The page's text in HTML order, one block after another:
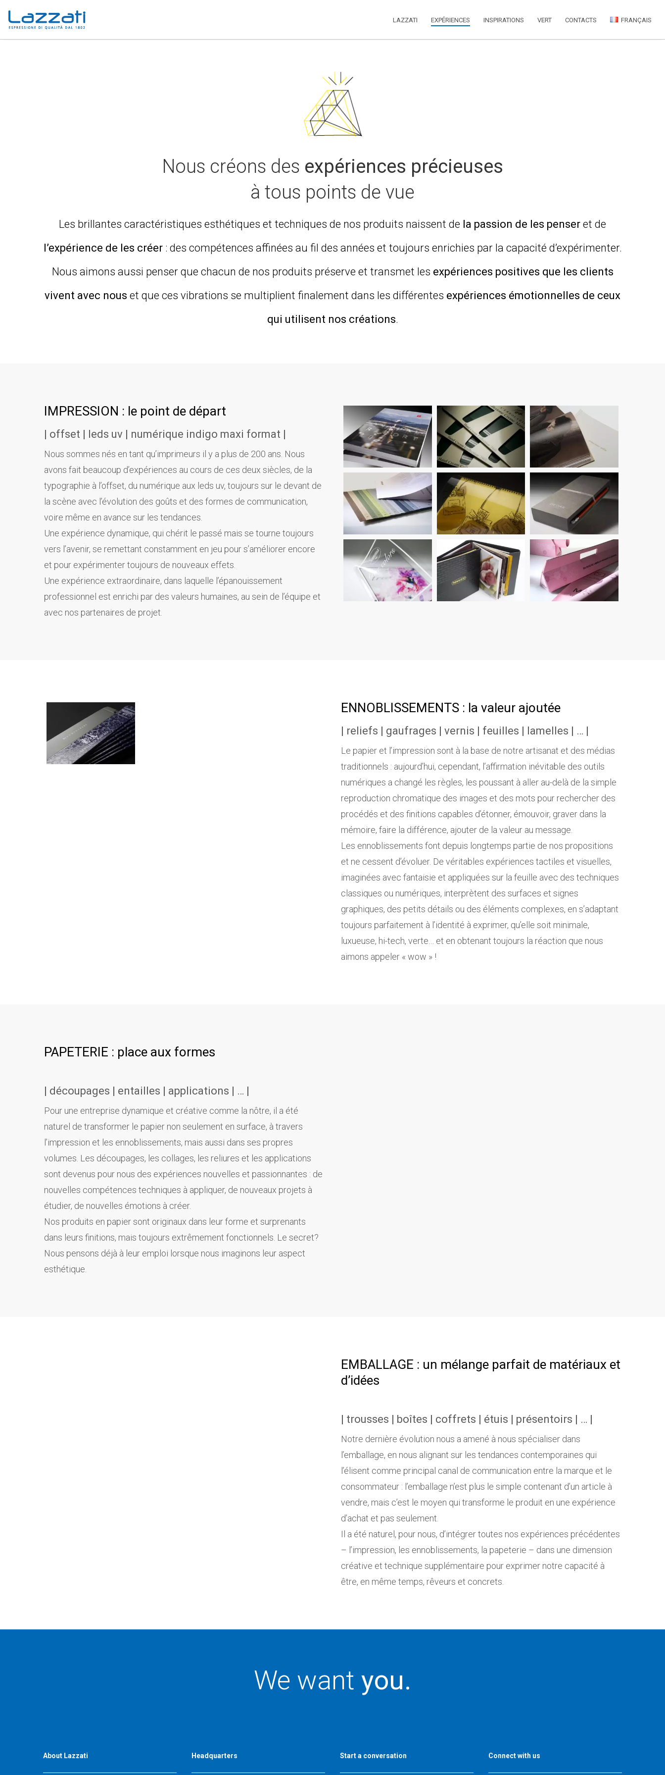
LAZZATI EXPÉRIENCES INSPIRATIONS VERT CONTACTS FRANÇAIS
Nous créons des expériences précieuses
à tous points de vue
Les brillantes caractéristiques esthétiques et techniques de nos produits naissent de la passion de les penser et de
l’expérience de les créer: des compétences affinées au fil des années et toujours enrichies par la capacité d’expérimenter.
Nous aimons aussi penser que chacun de nos produits préserve et transmet les expériences positives que les clients
vivent avec nous et que ces vibrations se multiplient finalement dans les différentes expériences émotionnelles de ceux
qui utilisent nos créations.
IMPRESSION : le point de départ
| offset | leds uv | numérique indigo maxi format |
Nous sommes nés en tant qu’imprimeurs il y a plus de 200 ans. Nous
avons fait beaucoup d’expériences au cours de ces deux siècles, de la
typographie à l’offset, du numérique aux leds uv, toujours sur le devant de
la scène avec l’évolution des goûts et des formes de communication,
voire même en avance sur les tendances.
Une expérience dynamique, qui chérit le passé mais se tourne toujours
vers l’avenir, se remettant constamment en jeu pour s’améliorer encore
et pour expérimenter toujours de nouveaux effets.
Une expérience extraordinaire, dans laquelle l’épanouissement
professionnel est enrichi par des valeurs humaines, au sein de l’équipe et
avec nos partenaires de projet.
ENNOBLISSEMENTS : la valeur ajoutée
| reliefs | gaufrages | vernis | feuilles | lamelles | … |
Le papier et l’impression sont à la base de notre artisanat et des médias
traditionnels : aujourd’hui, cependant, l’affirmation inévitable des outils
numériques a changé les règles, les poussant à aller au-delà de la simple
reproduction chromatique des images et des mots pour rechercher des
procédés et des finitions capables d’étonner, émouvoir, graver dans la
mémoire, faire la différence, ajouter de la valeur au message.
Les ennoblissements font depuis longtemps partie de nos propositions
et ne cessent d’évoluer. De véritables expériences tactiles et visuelles,
imaginées avec fantaisie et appliquées sur la feuille avec des techniques
classiques ou numériques, interprètent des surfaces et signes
graphiques, des petits détails ou des éléments complexes, en s’adaptant
toujours parfaitement à l’identité à exprimer, qu’elle soit minimale,
luxueuse, hi-tech, verte… et en obtenant toujours la réaction que nous
aimons appeler « wow » !
PAPETERIE : place aux formes
| découpages | entailles | applications | … |
Pour une entreprise dynamique et créative comme la nôtre, il a été
naturel de transformer le papier non seulement en surface, à travers
l’impression et les ennoblissements, mais aussi dans ses propres
volumes. Les découpages, les collages, les reliures et les applications
sont devenus pour nous des expériences nouvelles et passionnantes : de
nouvelles compétences techniques à appliquer, de nouveaux projets à
étudier, de nouvelles émotions à créer.
Nos produits en papier sont originaux dans leur forme et surprenants
dans leurs finitions, mais toujours extrêmement fonctionnels. Le secret?
Nous pensons déjà à leur emploi lorsque nous imaginons leur aspect
esthétique.
EMBALLAGE : un mélange parfait de matériaux et
d’idées
| trousses | boîtes | coffrets | étuis | présentoirs | … |
Notre dernière évolution nous a amené à nous spécialiser dans
l’emballage, en nous alignant sur les tendances contemporaines qui
l’élisent comme principal canal de communication entre la marque et le
consommateur : l’emballage n’est plus le simple contenant d’un article à
vendre, mais c’est le moyen qui transforme le produit en une expérience
d’achat et pas seulement.
Il a été naturel, pour nous, d’intégrer toutes nos expériences précédentes
– l’impression, les ennoblissements, la papeterie – dans une dimension
créative et technique supplémentaire pour exprimer notre capacité à
être, en même temps, rêveurs et concrets.
We want you.
About Lazzati Headquarters Start a conversation Connect with us